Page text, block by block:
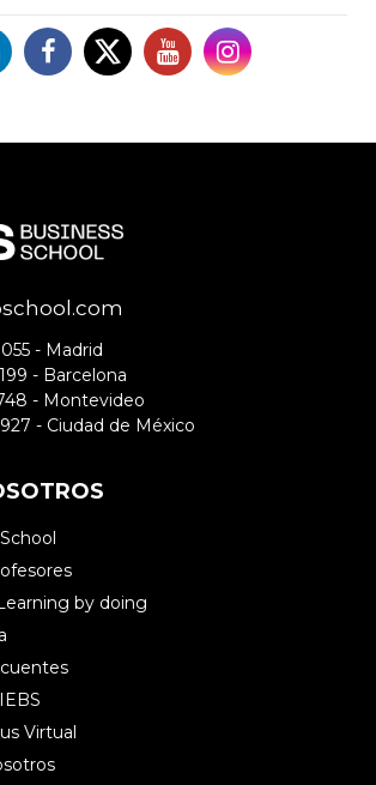
Facebook
X YouTubeInstagram
- Madrid
- Barcelona
- Montevideo
- Ciudad de México
by doing
Virtual